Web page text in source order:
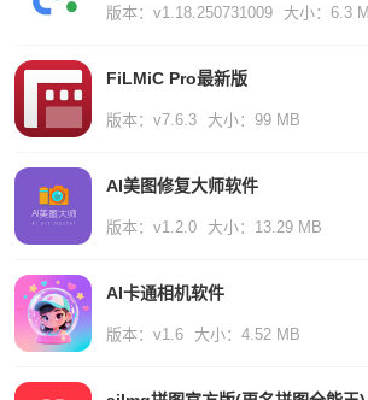
版本：v1.18.250731009 大小：6.3
FiLMiC Pro最新版
版本：v7.6.3 大小：99 MB
AI美图修复大师软件
版本：v1.2.0 大小：13.29 MB
AI卡通相机软件
版本：v1.6 大小：4.52 MB